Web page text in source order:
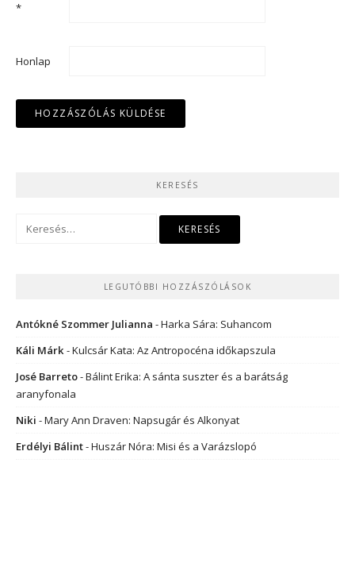
*
Honlap
KERESÉS
LEGUTÓBBI HOZZÁSZÓLÁSOK
Antókné Szommer Julianna -Harka Sára: Suhancom
Káli Márk-Kulcsár Kata: Az Antropocéna időkapszula
José Barreto-Bálint Erika: A sánta suszter és a barátság
aranyfonala
Niki -Mary Ann Draven: Napsugár és Alkonyat
Erdélyi Bálint-Huszár Nóra: Misi és a Varázslopó